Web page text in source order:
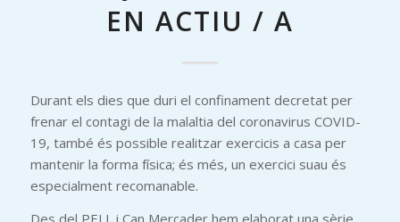
EN ACTIU / A
Durant els dies que duri el confinament decretat per
frenar el contagi de la malaltia del coronavirus COVID-
19, també és possible realitzar exercicis a casa per
mantenir la forma física; és més, un exercici suau és
especialment recomanable.